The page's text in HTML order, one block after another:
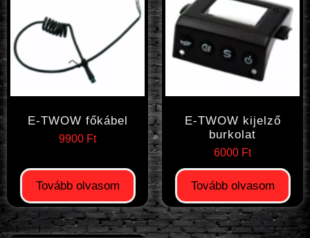
E-TWOW főkábel
9900 Ft
Tovább olvasom
E-TWOW kijelző
burkolat
6000 Ft
Tovább olvasom